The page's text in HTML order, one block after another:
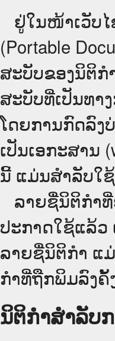
ຢູ່ໃນໜ້າ​ເວັບ​
(Portable
ສະບັບຂອງນິຕິກໍ
ສະບັບທີ່ເປັນທາ
ໂດຍການກົດລົງ
ເປັນເອກະສານ
ນີ້ ແມ່ນສຳລັບໃ
ລາຍຊື່ນິຕິກຳ
ປະກາດໃຊ້ແລ້
ລາຍຊື່ນິຕິກຳ ແ
ກຳທີ່ຖືກພິມລົງຄັ້
ນິຕິກຳສຳລັບ